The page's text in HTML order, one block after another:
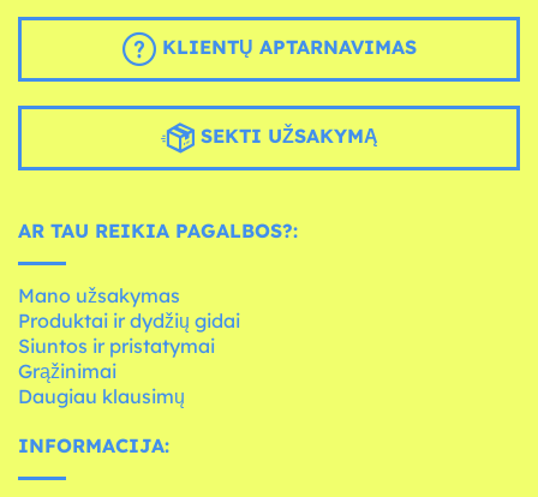
KLIENTŲ APTARNAVIMAS
SEKTI UŽSAKYMĄ
AR TAU REIKIA PAGALBOS?:
Mano užsakymas
Produktai ir dydžių gidai
Siuntos ir pristatymai
Grąžinimai
Daugiau klausimų
INFORMACIJA: